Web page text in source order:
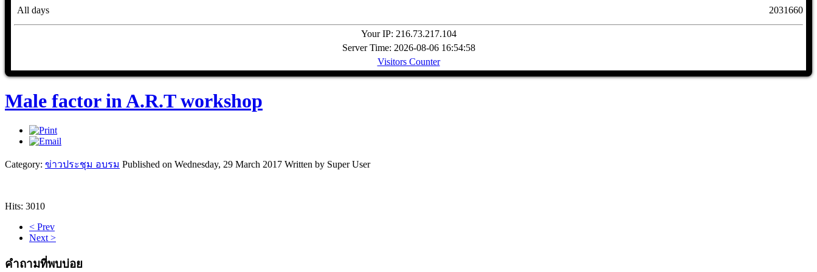
All days
2031660
Your IP: 216.73.217.104
Server Time: 2026-08-06 16:54:58
Visitors Counter
Male factor in A.R.T workshop
Category: ข่าวประชุม อบรม Published on Wednesday, 29 March 2017 Written by Super User
Hits: 3010
< Prev
Next >
คำถามที่พบบ่อย